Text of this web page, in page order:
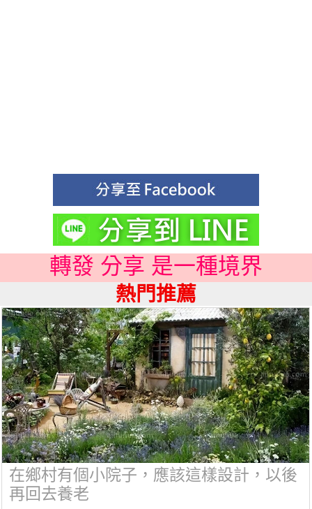
轉發 分享 是一種境界
熱門推薦
在鄉村有個小院子，應該這樣設計，以後
再回去養老